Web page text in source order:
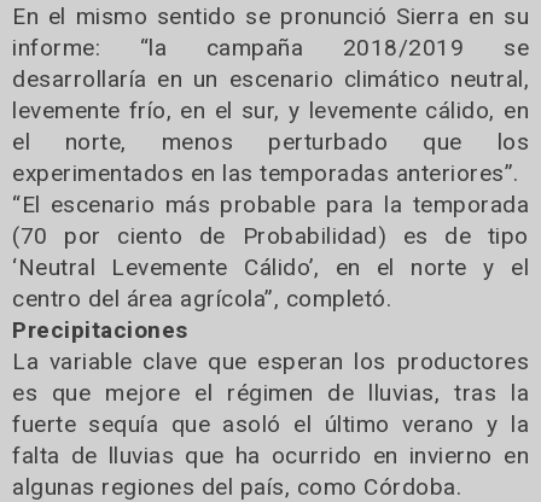
En el mismo sentido se pronunció Sierra en su
informe: “la campaña 2018/2019 se
desarrollaría en un escenario climático neutral,
levemente frío, en el sur, y levemente cálido, en
el norte, menos perturbado que los
experimentados en las temporadas anteriores”.
“El escenario más probable para la temporada
(70 por ciento de Probabilidad) es de tipo
‘Neutral Levemente Cálido’, en el norte y el
centro del área agrícola”, completó.
Precipitaciones
La variable clave que esperan los productores
es que mejore el régimen de lluvias, tras la
fuerte sequía que asoló el último verano y la
falta de lluvias que ha ocurrido en invierno en
algunas regiones del país, como Córdoba.